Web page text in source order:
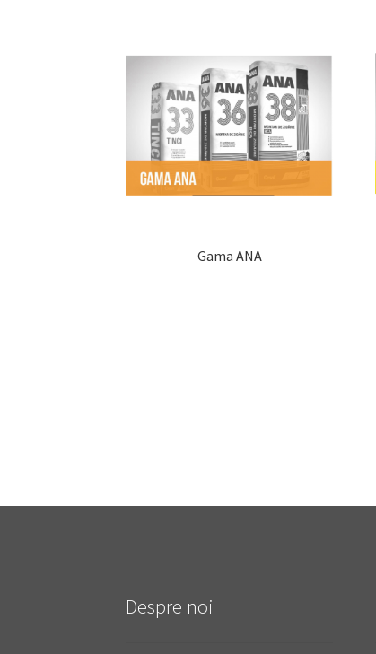
Gama ANA
Despre noi